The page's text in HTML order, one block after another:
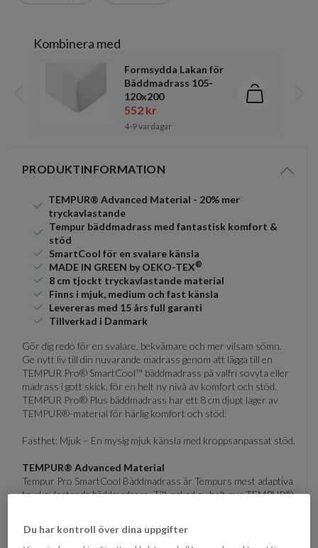
Kombinera med
Formsydda Lakan för
Bäddmadrass 105-
120x200
552 kr
4-9 vardagar
Lägg i
of
PRODUKTINFORMATION
Visa/
TEMPUR®️ Advanced Material - 20% mer
tryckavlastande
Tempur bäddmadrass med fantastisk komfort &
stöd
SmartCool för en svalare känsla
MADE IN GREEN by OEKO-TEX®️
8 cm tjockt tryckavlastande material
Finns i mjuk, medium och fast känsla
Levereras med 15 års full garanti
Tillverkad i Danmark
Gör dig redo för en svalare, bekvämare och mer vilsam sömn.
Ge nytt liv till din nuvarande madrass genom att lägga till en
TEMPUR Pro® SmartCool™ bäddmadrass på valfri sovyta eller
madrass i gott skick, för en helt ny nivå av komfort och stöd.
TEMPUR Pro® Plus bäddmadrass har ett 8 cm djupt lager av
TEMPUR®-material för härlig komfort och stöd.
Fasthet: Mjuk – En mysig mjuk känsla med kroppsanpassat stöd.
TEMPUR®️ Advanced Material
Tempur Pro SmartCool Bäddmadrass är Tempurs mest adaptiva
tryckavlastande bäddmadrass. Tillverkad av helt nya TEMPUR®
modeller. Miljarder ultrakänsliga celler svarar på din exakta form,
Du har kontroll över dina uppgifter